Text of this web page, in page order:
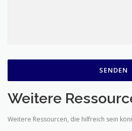
Weitere
Weitere Ressourcen, die hilfreich sein